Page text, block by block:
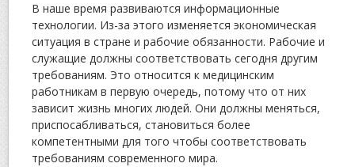
В наше время развиваются информационные
технологии. Из-за этого изменяется экономическая
ситуация в стране и рабочие обязанности. Рабочие и
служащие должны соответствовать сегодня другим
требованиям. Это относится к медицинским
работникам в первую очередь, потому что от них
зависит жизнь многих людей. Они должны меняться,
приспосабливаться, становиться более
компетентными для того чтобы соответствовать
требованиям современного мира.